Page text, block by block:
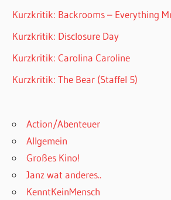
Kurzkritik: Backrooms – Everything
Kurzkritik: Disclosure Day
Kurzkritik: Carolina Caroline
Kurzkritik: The Bear (Staffel 5)
Action/Abenteuer
Allgemein
Großes Kino!
Janz wat anderes..
KenntKeinMensch